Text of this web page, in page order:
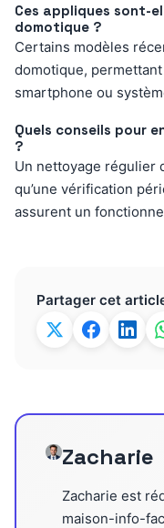
Ces appliques sont-
domotique ?
Certains modèles
domotique,
smartphone ou
Quels conseils pour
?
Un nettoyage régulier
qu’une vérification
assurent un
Partager cet
Zacharie
Zacharie est
maison-info-